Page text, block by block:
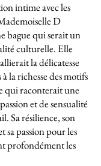
intime avec les
D
bague qui serait un
culturelle. Elle
la délicatesse
la richesse des motifs
qui raconterait une
et de sensualité
Sa résilience, son
sa passion pour les
profondément les